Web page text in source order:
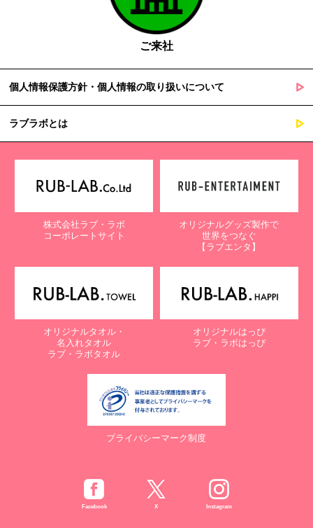
ご来社
個人情報保護方針・個人情報の取り扱いについて
ラブラボとは
株式会社ラブ・ラボ
コーポレートサイト
オリジナルグッズ製作で
世界をつなぐ
【ラブエンタ】
オリジナルタオル・
名入れタオル
ラブ・ラボタオル
オリジナルはっぴ
ラブ・ラボはっぴ
プライバシーマーク制度
Facebook X Instagram